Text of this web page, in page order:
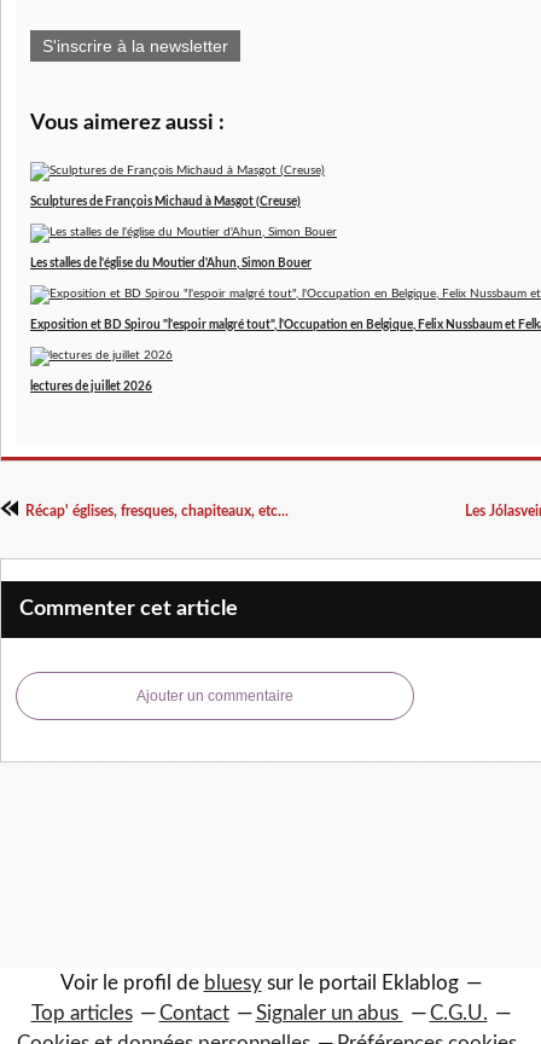
S'inscrire à la newsletter
Vous aimerez aussi :
Sculptures de François Michaud à Masgot (Creuse)
Les stalles de l'église du Moutier d'Ahun, Simon Bouer
Exposition et BD Spirou "l'espoir malgré tout", l'Occupation en Belgique, Felix Nussbaum et
lectures de juillet 2026
Récap' églises, fresques, chapiteaux, etc... Les
Commenter cet article
Ajouter un commentaire
Voir le profil de bluesysur le portail Eklablog
Top articles
Contact Signaler un abus
C.G.U.